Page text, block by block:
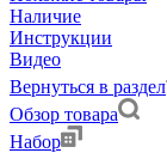
Наличие
Инструкции
Видео
Вернуться в раздел
Обзор товара
Набор